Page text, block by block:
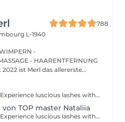
788
L-1940
-
- HAARENTFERNUNG
ist Merl das allererste
Your mascara can't do that! Experience luscious lashes with our professional lash extensions. Each artificial lash is expertly applied to your natural lashes, creating a fuller, longer, and darker look. Volume options: choose from 1D to 5D for the perfect fullness. Personalised choices: discuss your preferences for curves and colours with our expert. What to expect: - eye area is cleaned - tape and patches protect the skin - extensions are applied to your natural lashes - lashes are dried for a secure hold - tape and patches are removed Post-care: avoid wetting lashes for 24 hours. Frequency: schedule every 3-4 weeks.
TOP master Nataliia
Your mascara can't do that! Experience luscious lashes with our professional lash extensions. Each artificial lash is expertly applied to your natural lashes, creating a fuller, longer, and darker look. Volume options: choose from 1D to 5D for the perfect fullness. Personalised choices: discuss your preferences for curves and colours with our expert. Comfort focused: extensions are applied one eye at a time, with breaks as needed during the 2-hour process. What to expect: - eye area is cleaned - tape and patches protect the skin - extensions are applied to your natural lashes - lashes are dried for a secure hold - tape and patches are removed Post-care: avoid wetting lashes for 24 hours. Frequency: schedule every 3-4 weeks.